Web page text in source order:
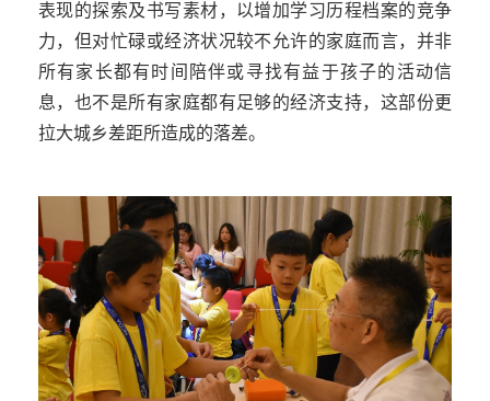
表现的探索及书写素材，以增加学习历程档案的竞争
力，但对忙碌或经济状况较不允许的家庭而言，并非
所有家长都有时间陪伴或寻找有益于孩子的活动信
息，也不是所有家庭都有足够的经济支持，这部份更
拉大城乡差距所造成的落差。